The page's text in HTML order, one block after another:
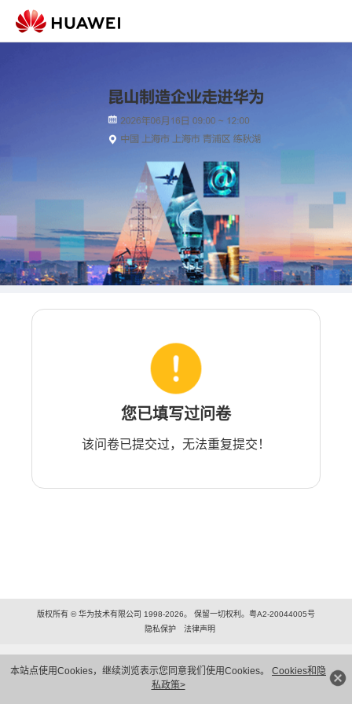
本站点使用Cookies，继续浏览表示您同意我们使用Cookies。 Cookies和隐
私政策>
您已填写过问卷
该问卷已提交过，无法重复提交！
版权所有 © 华为技术有限公司 1998-2026。 保留一切权利。粤A2-20044005号
隐私保护
法律声明